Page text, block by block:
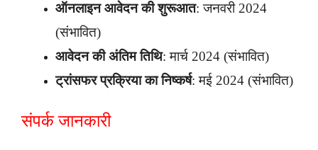
ऑनलाइन आवेदन की शुरूआत: जनवरी 2024
(संभावित)
आवेदन की अंतिम तिथि: मार्च 2024 (संभावित)
ट्रांसफर प्रक्रिया का निष्कर्ष: मई 2024 (संभावित)
संपर्क जानकारी